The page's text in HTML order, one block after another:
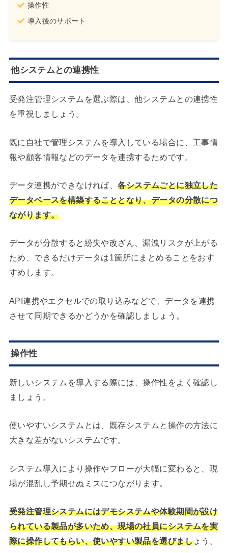
操作性
導入後のサポート
他システムとの連携性
受発注管理システムを選ぶ際は、他システムとの連携性
を重視しましょう。
既に自社で管理システムを導入している場合に、工事情
報や顧客情報などのデータを連携するためです。
データ連携ができなければ、各システムごとに独立した
データベースを構築することとなり、データの分散につ
ながります。
データが分散すると紛失や改ざん、漏洩リスクが上がる
ため、できるだけデータは1箇所にまとめることをおす
すめします。
API連携やエクセルでの取り込みなどで、データを連携
させて同期できるかどうかを確認しましょう。
操作性
新しいシステムを導入する際には、操作性をよく確認し
ましょう。
使いやすいシステムとは、既存システムと操作の方法に
大きな差がないシステムです。
システム導入により操作やフローが大幅に変わると、現
場が混乱し予期せぬミスにつながります。
受発注管理システムにはデモシステムや体験期間が設け
られている製品が多いため、現場の社員にシステムを実
際に操作してもらい、使いやすい製品を選びましょう。